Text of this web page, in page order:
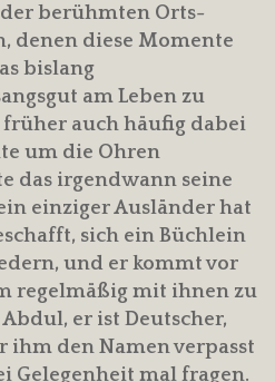
berühmten Orts-
denen diese Momente
bislang
am Leben zu
auch häufig dabei
um die Ohren
das irgendwann seine
einziger Ausländer hat
sich ein Büchlein
und er kommt vor
regelmäßig mit ihnen zu
er ist Deutscher,
ihm den Namen verpasst
Gelegenheit mal fragen.